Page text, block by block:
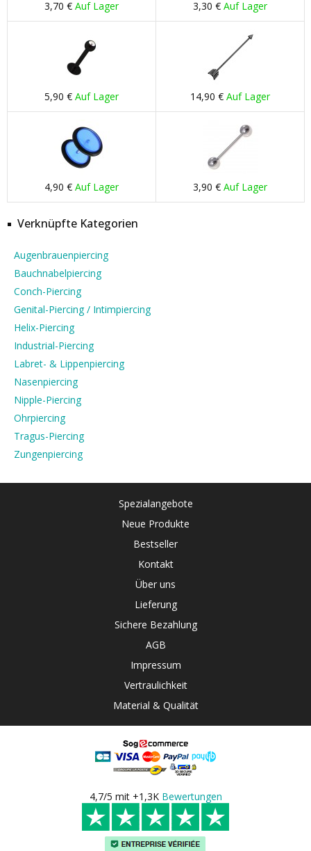
3,70 € Auf Lager 3,30 € Auf Lager
5,90 € Auf Lager 14,90 € Auf Lager
4,90 € Auf Lager 3,90 € Auf Lager
Verknüpfte Kategorien
Augenbrauenpiercing
Bauchnabelpiercing
Conch-Piercing
Genital-Piercing / Intimpiercing
Helix-Piercing
Industrial-Piercing
Labret- & Lippenpiercing
Nasenpiercing
Nipple-Piercing
Ohrpiercing
Tragus-Piercing
Zungenpiercing
Spezialangebote
Neue Produkte
Bestseller
Kontakt
Über uns
Lieferung
Sichere Bezahlung
AGB
Impressum
Vertraulichkeit
Material & Qualität
4,7/5 mit +1,3K Bewertungen